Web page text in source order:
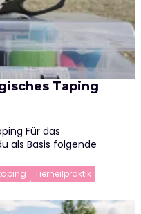
Taping
Für das
als Basis folgende
Tierheilpraktik